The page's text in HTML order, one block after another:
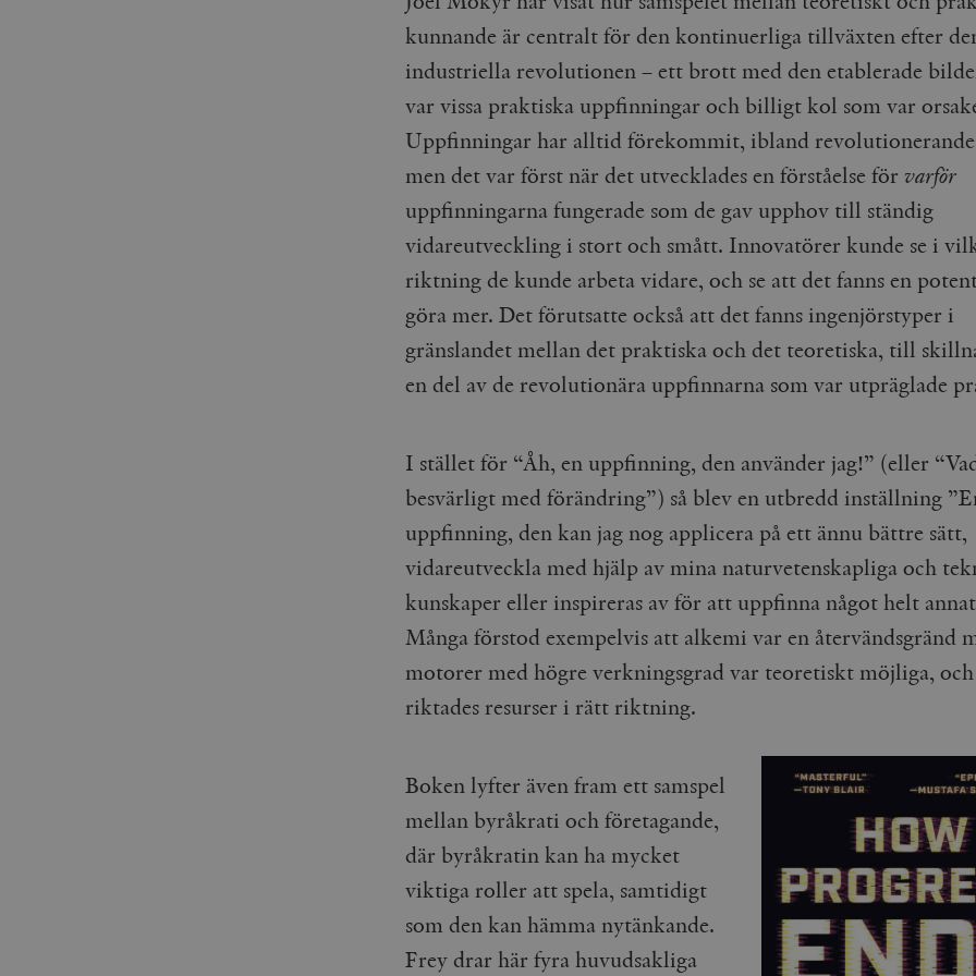
kunnande är centralt för den kontinuerliga tillväxten efter
industriella revolutionen – ett brott med den etablerade
var vissa praktiska uppfinningar och billigt kol som var
Uppfinningar har alltid förekommit, ibland revolutionerande
men det var först när det utvecklades en förståelse för varför
uppfinningarna fungerade som de gav upphov till ständig
vidareutveckling i stort och smått. Innovatörer kunde se i
riktning de kunde arbeta vidare, och se att det fanns en
göra mer. Det förutsatte också att det fanns ingenjörstyper i
gränslandet mellan det praktiska och det teoretiska, till
en del av de revolutionära uppfinnarna som var utpräglade
I stället för “Åh, en uppfinning, den använder jag!” (eller
besvärligt med förändring”) så blev en utbredd inställning
uppfinning, den kan jag nog applicera på ett ännu bättre sätt,
vidareutveckla med hjälp av mina naturvetenskapliga och
kunskaper eller inspireras av för att uppfinna något helt
Många förstod exempelvis att alkemi var en återvändsgränd
motorer med högre verkningsgrad var teoretiskt möjliga,
riktades resurser i rätt riktning.
Boken lyfter även fram ett samspel
mellan byråkrati och företagande,
där byråkratin kan ha mycket
viktiga roller att spela, samtidigt
som den kan hämma nytänkande.
Frey drar här fyra huvudsakliga
timbro.se
wp_woocommerce_session_[abcdef0123456789]
Cloudflare
.myfonts.net
30
Denna cookie används för att skilja
rapporter om användningen av deras
_hjAbsoluteSessionInProgress
Hotjar Ltd
.timbro.se
30
minuter
Cookien är inställd så att Hotjar kan
användarens resa för ett totalt antal
ingen identifierbar information.
Inc.
minuter
Detta är fördelaktigt för webbplatsen
Leverantör
Utgång Beskrivning
Google LLC
1 år 1
Detta cookie-namn är associerat med Google
sidförfrågan på en webbplats och används för
session- och kampanjdata för
Google LLC
1 dag
Denna cookie ställs in av Google Analytics. Den
sidvisningar.
_gat_UA-19195086-1 .timbro.se
54
Detta är en mönstertyps-cookie som har ställts in
mönsterelementet i namnet innehåller det unika
kontot eller webbplatsen det hänför sig till. Det
som används för att begränsa mängden data
webbplatser med hög trafikvolym.
månad
sessionstillståndet.
_hjSessionUser_675006 .timbro.se 1 år
_hjSession_675006 .timbro.se
30
Leverantör /
Utgång Beskrivning
Google LLC
Session Denna cookie ställs in av YouTube för att spåra visningar av
.youtube.com
månader
Youtube-videor inbäddade i webbplatser; den kan också
webbplatsbesökaren använder den nya eller gamla
mailchimp_landing_site
Mailchimp
28 dagar
Inc.
minuter
för webbplatsen för att göra giltiga rapporter om
Meta
Platform Inc.
.timbro.se
3
månader
Används av Facebook för att leverera en serie
från tredjepartsannonsörer
Vimeo.com
.vimeo.com
1 år 1
Dessa kakor används av Vimeo-videospelaren på